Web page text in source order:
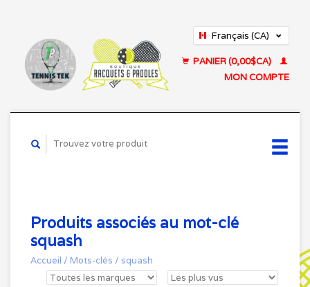
Français (CA)
PANIER (0,00$CA)
MON COMPTE
Produits associés au mot-clé
squash
Accueil / Mots-clés / squash